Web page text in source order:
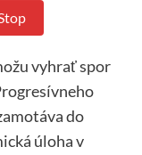
vyhrať spor
do
úloha v